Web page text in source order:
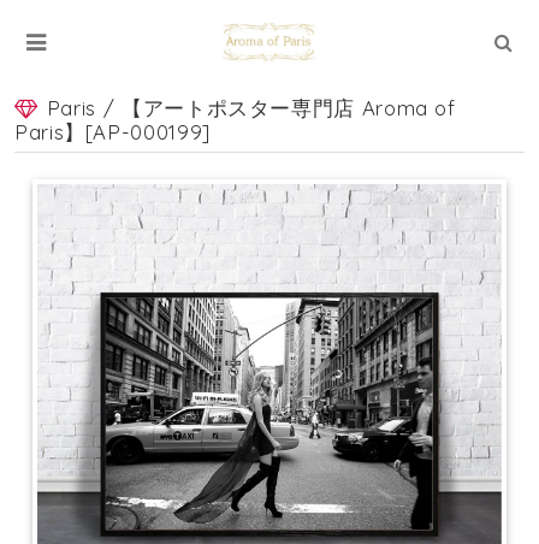
Paris / 【アートポスター専門店 Aroma of
Paris】[AP-000199]